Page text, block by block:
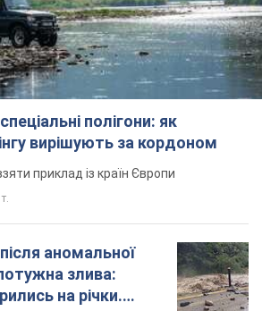
полігони: як
вирішують за кордоном
приклад із країн Європи
аномальної
злива:
на річки.